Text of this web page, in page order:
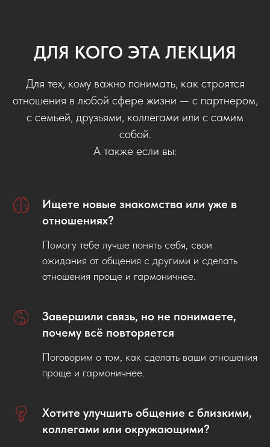
ДЛЯ КОГО ЭТА ЛЕКЦИЯ
Для тех, кому важно понимать, как строятся
отношения в любой сфере жизни — с партнером,
с семьей, друзьями, коллегами или с самим
собой.
А также если вы:
Ищете новые знакомства или уже в
отношениях?
Помогу тебе лучше понять себя, свои
ожидания от общения с другими и сделать
отношения проще и гармоничнее.
Завершили связь, но не понимаете,
почему всё повторяется
Поговорим о том, как сделать ваши отношения
проще и гармоничнее.
Хотите улучшить общение с близкими,
коллегами или окружающими?